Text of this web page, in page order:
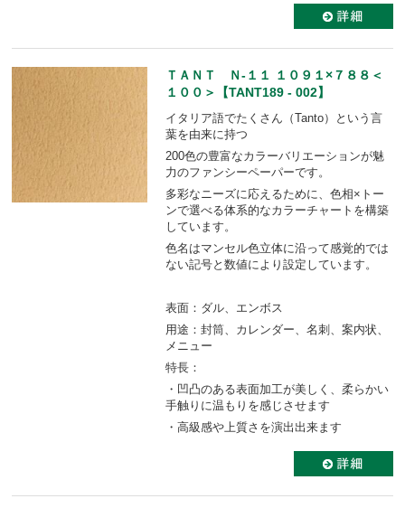
ＴＡＮＴ Ｎ-１１ １０９１×７８８＜
１００＞【TANT189 - 002】
イタリア語でたくさん（Tanto）という言
葉を由来に持つ
200色の豊富なカラーバリエーションが魅
力のファンシーペーパーです。
多彩なニーズに応えるために、色相×トー
ンで選べる体系的なカラーチャートを構築
しています。
色名はマンセル色立体に沿って感覚的では
ない記号と数値により設定しています。
表面：ダル、エンボス
用途：封筒、カレンダー、名刺、案内状、
メニュー
特長：
・凹凸のある表面加工が美しく、柔らかい
手触りに温もりを感じさせます
・高級感や上質さを演出出来ます